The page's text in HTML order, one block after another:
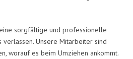
sorgfältige und professionelle
verlassen. Unsere Mitarbeiter sind
worauf es beim Umziehen ankommt.